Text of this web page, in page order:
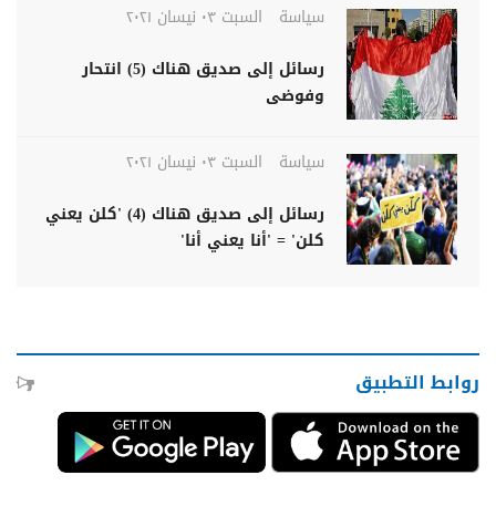
سياسة
السبت ٠٣ نيسان ٢٠٢١
رسائل إلى صديق هناك (5) انتحار
وفوضى
سياسة
السبت ٠٣ نيسان ٢٠٢١
رسائل إلى صديق هناك (4) 'كلن يعني
كلن' = 'أنا يعني أنا'
روابط التطبيق